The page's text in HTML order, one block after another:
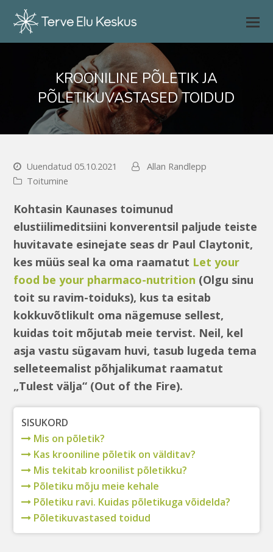
KROONILINE PÕLETIK JA
PÕLETIKUVASTASED TOIDUD
Uuendatud 05.10.2021
Allan Randlepp
Toitumine
Kohtasin Kaunases toimunud
elustiilimeditsiini konverentsil paljude teiste
huvitavate esinejate seas dr Paul Claytonit,
kes müüs seal ka oma raamatut Let your
food be your pharmaco-nutrition (Olgu sinu
toit su ravim-toiduks), kus ta esitab
kokkuvõtlikult oma nägemuse sellest,
kuidas toit mõjutab meie tervist. Neil, kel
asja vastu sügavam huvi, tasub lugeda tema
selleteemalist põhjalikumat raamatut
„Tulest välja“ (Out of the Fire).
SISUKORD
Mis on põletik?
Kas krooniline põletik on välditav?
Mis tekitab kroonilist põletikku?
Põletiku mõju meie kehale
Põletiku ravi. Kuidas põletikuga võidelda?
Põletikuvastased toidud